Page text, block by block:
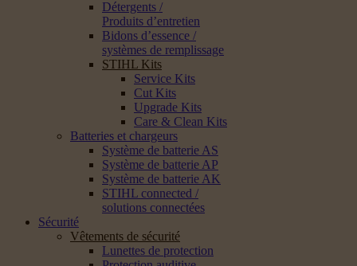
Détergents /
Produits d’entretien
Bidons d’essence /
systèmes de remplissage
STIHL Kits
Service Kits
Cut Kits
Upgrade Kits
Care & Clean Kits
Batteries et chargeurs
Système de batterie AS
Système de batterie AP
Système de batterie AK
STIHL connected /
solutions connectées
Sécurité
Vêtements de sécurité
Lunettes de protection